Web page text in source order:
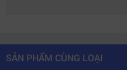
SẢN PHẨM CÙNG LOẠI